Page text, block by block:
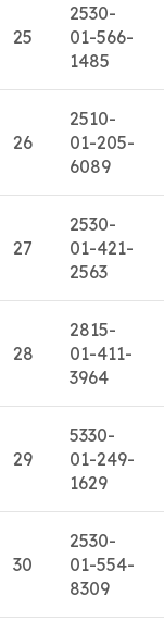
25
2530-
01-566-
1485
26
2510-
01-205-
6089
27
2530-
01-421-
2563
28
2815-
01-411-
3964
29
5330-
01-249-
1629
30
2530-
01-554-
8309